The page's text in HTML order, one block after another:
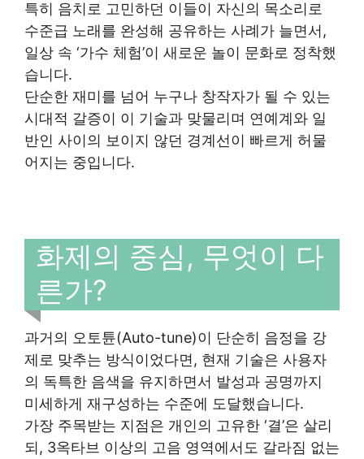
특히 음치로 고민하던 이들이 자신의 목소리로
수준급 노래를 완성해 공유하는 사례가 늘면서,
일상 속 ‘가수 체험’이 새로운 놀이 문화로 정착했
습니다.
단순한 재미를 넘어 누구나 창작자가 될 수 있는
시대적 갈증이 이 기술과 맞물리며 연예계와 일
반인 사이의 보이지 않던 경계선이 빠르게 허물
어지는 중입니다.
화제의 중심, 무엇이 다
른가?
과거의 오토튠(Auto-tune)이 단순히 음정을 강
제로 맞추는 방식이었다면, 현재 기술은 사용자
의 독특한 음색을 유지하면서 발성과 공명까지
미세하게 재구성하는 수준에 도달했습니다.
가장 주목받는 지점은 개인의 고유한 ‘결’은 살리
되, 3옥타브 이상의 고음 영역에서도 갈라짐 없는